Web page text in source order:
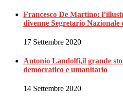
Francesco De Martino:
divenne Segretario Nazionale
17 Settembre 2020
Antonio Landolfi,il grande
democratico e umanitario
14 Settembre 2020